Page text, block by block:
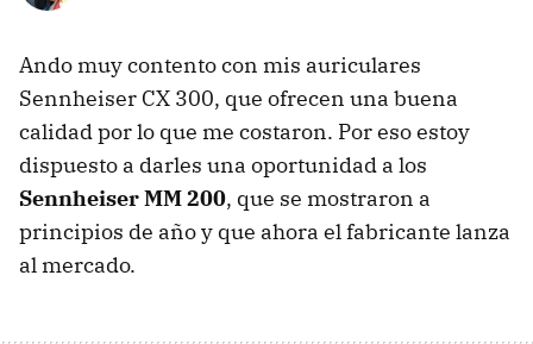
Ando muy contento con mis auriculares
Sennheiser CX 300, que ofrecen una buena
calidad por lo que me costaron. Por eso estoy
dispuesto a darles una oportunidad a los
Sennheiser MM 200, que se mostraron a
principios de año y que ahora el fabricante lanza
al mercado.